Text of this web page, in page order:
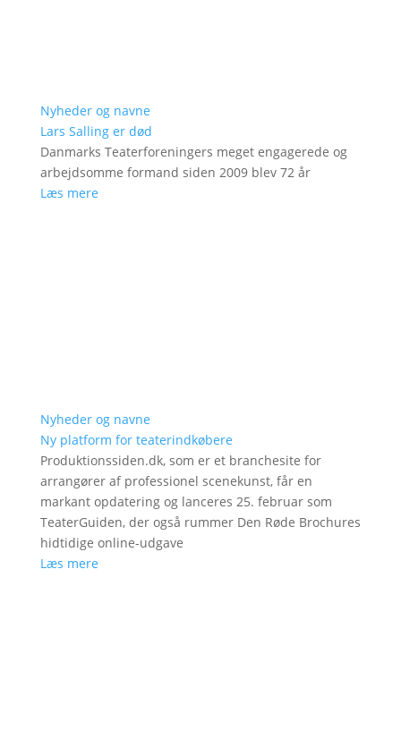
Nyheder og navne
Lars Salling er død
Danmarks Teaterforeningers meget engagerede og
arbejdsomme formand siden 2009 blev 72 år
Læs mere
Nyheder og navne
Ny platform for teaterindkøbere
Produktionssiden.dk, som er et branchesite for
arrangører af professionel scenekunst, får en
markant opdatering og lanceres 25. februar som
TeaterGuiden, der også rummer Den Røde Brochures
hidtidige online-udgave
Læs mere